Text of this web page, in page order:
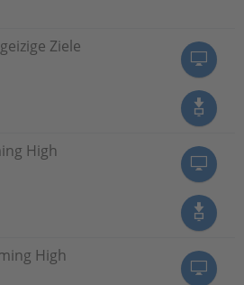
Ziele
High
High